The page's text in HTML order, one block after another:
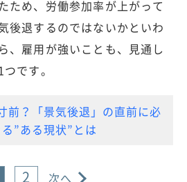
ため、労働参加率が上がって
後退するのではないかといわ
、雇用が強いことも、見通し
です。
前？「景気後退」の直前に必
”ある現状”とは
2 次へ